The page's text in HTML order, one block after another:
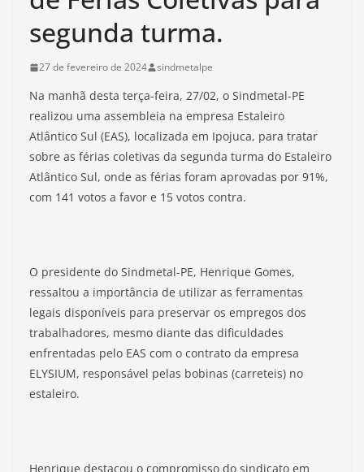
segunda turma.
27 de fevereiro de 2024 sindmetalpe
Na manhã desta terça-feira, 27/02, o Sindmetal-PE
realizou uma assembleia na empresa Estaleiro
Atlântico Sul (EAS), localizada em Ipojuca, para tratar
sobre as férias coletivas da segunda turma do Estaleiro
Atlântico Sul, onde as férias foram aprovadas por 91%,
com 141 votos a favor e 15 votos contra.
O presidente do Sindmetal-PE, Henrique Gomes,
ressaltou a importância de utilizar as ferramentas
legais disponíveis para preservar os empregos dos
trabalhadores, mesmo diante das dificuldades
enfrentadas pelo EAS com o contrato da empresa
ELYSIUM, responsável pelas bobinas (carreteis) no
estaleiro.
Henrique destacou o compromisso do sindicato em